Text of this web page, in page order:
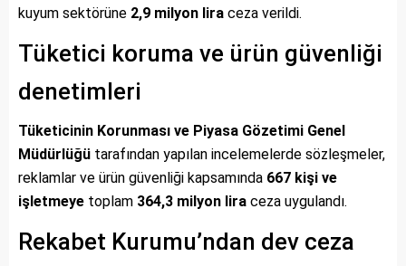
kuyum sektörüne 2,9 milyon lira ceza verildi.
Tüketici koruma ve ürün güvenliği
denetimleri
Tüketicinin Korunması ve Piyasa Gözetimi Genel
Müdürlüğü tarafından yapılan incelemelerde sözleşmeler,
reklamlar ve ürün güvenliği kapsamında 667 kişi ve
işletmeye toplam 364,3 milyon lira ceza uygulandı.
Rekabet Kurumu’ndan dev ceza